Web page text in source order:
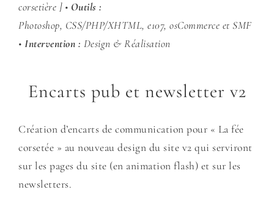
corsetière ] • Outils :
Photoshop, CSS/PHP/XHTML, e107, osCommerce et SMF
• Intervention : Design & Réalisation
Encarts pub et newsletter v2
Création d’encarts de communication pour « La fée
corsetée » au nouveau design du site v2 qui serviront
sur les pages du site (en animation flash) et sur les
newsletters.